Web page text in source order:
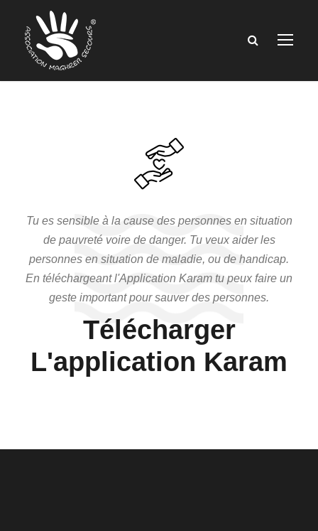
Tu es sensible à la cause des personnes en situation
de pauvreté voire de danger. Tu veux aider les
personnes en situation de maladie, ou de handicap.
En téléchargeant l'Application Karam tu peux faire un
geste important pour sauver des personnes.
Télécharger
L'application Karam